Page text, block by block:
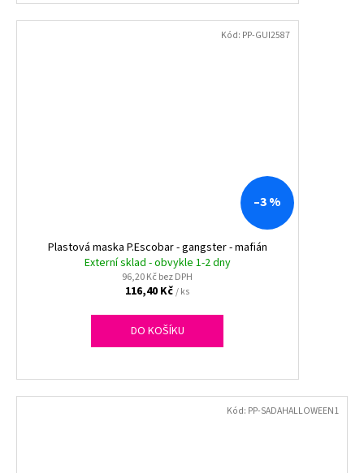
–3 %
Plastová maska P.Escobar - gangster - mafián
Externí sklad - obvykle 1-2 dny
96,20 Kč bez DPH
116,40 Kč/ ks
DO KOŠÍKU
Kód: PP-GUI2587
Kód: PP-SADAHALLOWEEN1